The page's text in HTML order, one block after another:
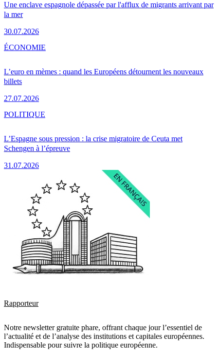
Une enclave espagnole dépassée par l'afflux de migrants arrivant par
la mer
30.07.2026
L’euro en mèmes : quand les Européens détournent les nouveaux
billets
27.07.2026
ÉCONOMIE
L’Espagne sous pression : la crise migratoire de Ceuta met
Schengen à l’épreuve
31.07.2026
POLITIQUE
Rapporteur
Notre newsletter gratuite phare, offrant chaque jour l’essentiel de
l’actualité et de l’analyse des institutions et capitales européennes.
Indispensable pour suivre la politique européenne.